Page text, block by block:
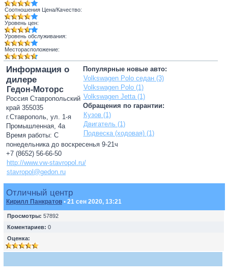
Соотношения Цена/Качество:
Уровень цен:
Уровень обслуживания:
Месторасположение:
Популярные новые авто:
Volkswagen Polo седан (3)
Volkswagen Polo (1)
Volkswagen Jetta (1)
Обращения по гарантии:
Кузов (1)
Двигатель (1)
Подвеска (ходовая) (1)
Информация о
дилере
Гедон-Моторс
Россия Ставропольский
край 355035
г.Ставрополь, ул. 1-я
Промышленная, 4а
Время работы: С
понедельника до воскресенья 9-21ч
+7 (8652) 56-66-50
http://www.vw-stavropol.ru/
stavropol@gedon.ru
Отличный центр
Кирилл Панкратов • 21 сен 2020, 13:21
Просмотры: 57892
Коментариев: 0
Оценка: